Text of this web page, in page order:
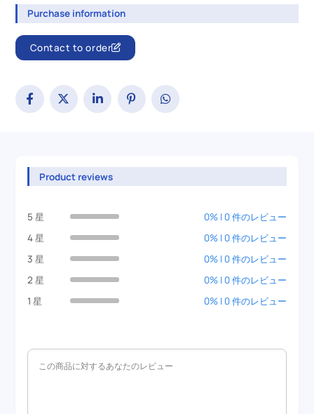
Purchase information
Contact to order
Product reviews
5 星
0% | 0 件のレビュー
4 星
0% | 0 件のレビュー
3 星
0% | 0 件のレビュー
2 星
0% | 0 件のレビュー
1 星
0% | 0 件のレビュー